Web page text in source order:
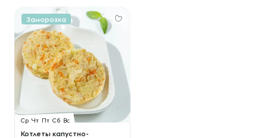
Заморозка
Ср Чт Пт Сб Вс
Котлеты капустно-